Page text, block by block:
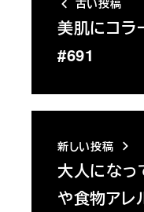
古い投稿
美肌にコラ
#691
新しい投稿
大人にな
や食物アレ